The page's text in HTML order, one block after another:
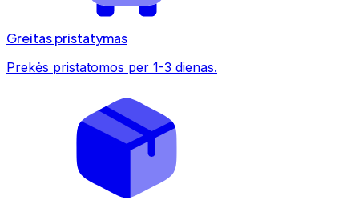
Greitas pristatymas
Prekės pristatomos per 1-3 dienas.